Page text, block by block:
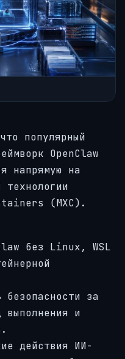
популярный
OpenClaw
напрямую на
технологии
(MXC).
без Linux, WSL
безопасности за
выполнения и
действия ИИ-